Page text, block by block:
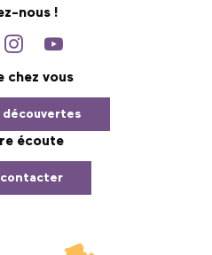
nous !
chez vous
découvertes
écoute
contacter